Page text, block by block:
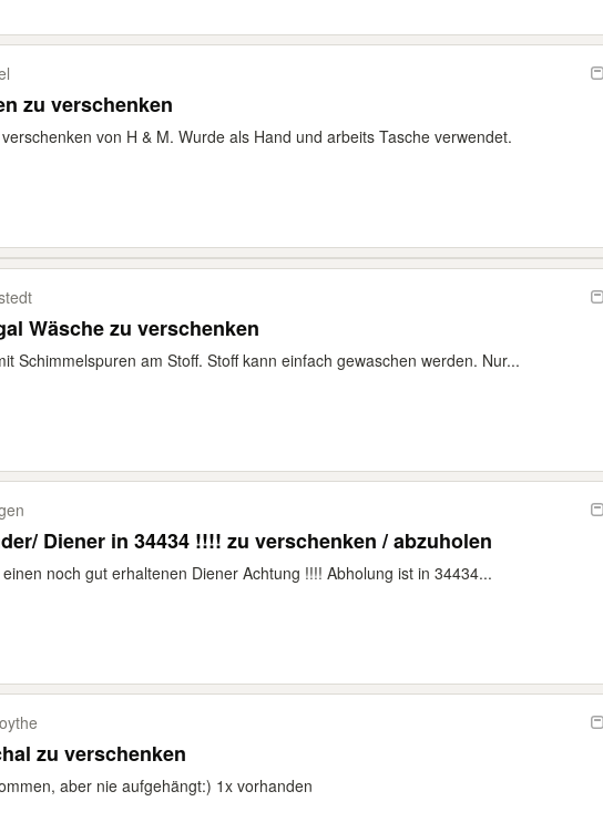
zu verschenken
von H & M. Wurde als Hand und arbeits Tasche verwendet.
Wäsche zu verschenken
Schimmelspuren am Stoff. Stoff kann einfach gewaschen werden. Nur...
Kleiderständer/ Diener in 34434 !!!! zu verschenken / abzuholen
noch gut erhaltenen Diener Achtung !!!! Abholung ist in 34434...
zu verschenken
aber nie aufgehängt:) 1x vorhanden